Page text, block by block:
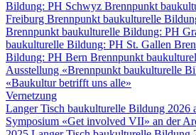
Bildung: PH Schwyz Brennpunkt
Freiburg Brennpunkt baukulturelle
Brennpunkt baukulturelle Bildung: PH
baukulturelle Bildung: PH St. Gallen
Bildung: PH Bern Brennpunkt
Ausstellung «Brennpunkt baukulturelle
«Baukultur betrifft uns alle»
Vernetzung
Langer Tisch baukulturelle Bildung 2026
Symposium «Get involved VII» an der